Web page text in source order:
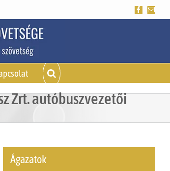
Facebook
Zrt. autóbuszvezetői
Ágazatok